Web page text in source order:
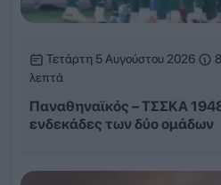
Τετάρτη 5 Αυγούστου 2026
λεπτά
Παναθηναϊκός – ΤΣΣΚΑ
ενδεκάδες των δύο ομάδων